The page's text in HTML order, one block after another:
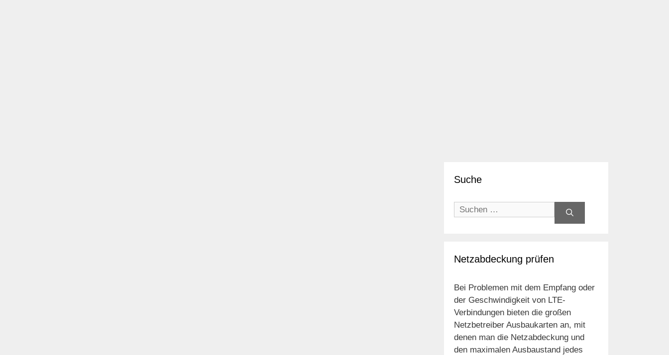
Suche
Suchen
nach:
Netzabdeckung prüfen
Bei Problemen mit dem Empfang oder
der Geschwindigkeit von LTE-
Verbindungen bieten die großen
Netzbetreiber Ausbaukarten an, mit
denen man die Netzabdeckung und
den maximalen Ausbaustand jedes